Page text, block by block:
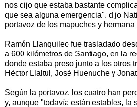
nos dijo que estaba bastante
que sea alguna emergencia", dijo
portavoz de los mapuches y
Ramón Llanquileo fue trasladado
a 600 kilómetros de Santiago, en la
donde estaba preso junto a los otros
Héctor Llaitul, José Huenuche y
Según la portavoz, los cuatro han
y, aunque "todavía están estables, la